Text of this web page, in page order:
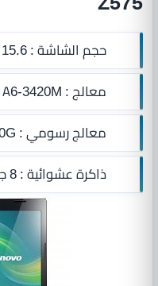
حجم الشاشة :15.6 بوصة .
معالج :3420M .
معالج رسومي :.
ذاكرة عشوائية :8 جيجا بايت DDR3L